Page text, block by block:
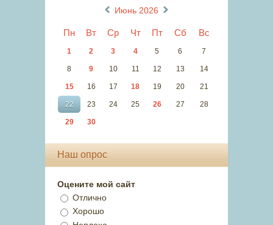
Июнь 2026
Пн Вт Ср Чт Пт Сб Вс
1 2 3 4 5 6 7
8 9 10 11 12 13 14
15 16 17 18 19 20 21
22 23 24 25 26 27 28
29 30
Наш опрос
Оцените мой сайт
Отлично
Хорошо